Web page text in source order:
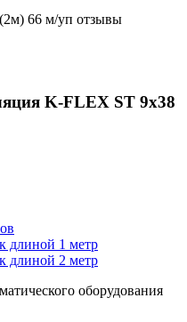
66 м/уп отзывы
K-FLEX ST 9х38
длиной 1 метр
длиной 2 метр
оборудования